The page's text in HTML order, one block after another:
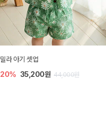
베티 니트 아기 민소매 티셔츠
10% 24,300원 27,000원